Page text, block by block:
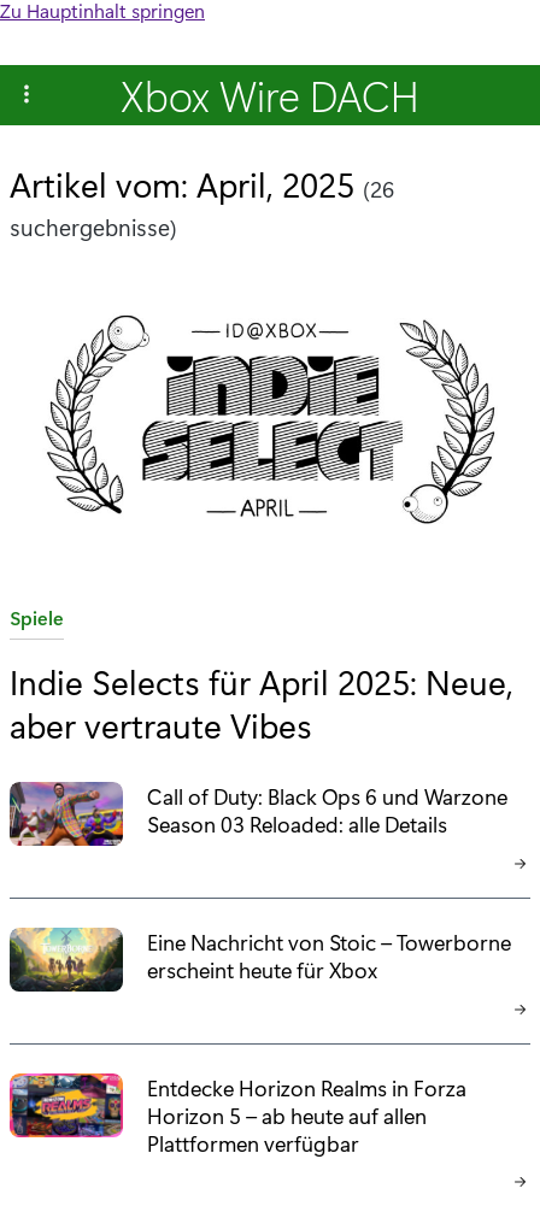
Zu Hauptinhalt springen
Xbox Wire DACH
Artikel vom: April, 2025 (26
suchergebnisse)
K
g
o
r
i
Spiele
Indie Selects für April 2025: Neue,
aber vertraute Vibes
Call of Duty: Black Ops 6 und Warzone
Season 03 Reloaded: alle Details
Eine Nachricht von Stoic – Towerborne
erscheint heute für Xbox
Entdecke Horizon Realms in Forza
Horizon 5 – ab heute auf allen
Plattformen verfügbar